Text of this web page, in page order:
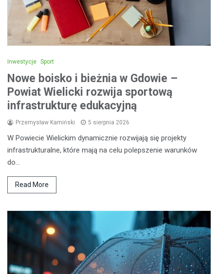
Inwestycje Sport
Nowe boisko i bieżnia w Gdowie –
Powiat Wielicki rozwija sportową
infrastrukturę edukacyjną
Przemysław Kamiński 5 sierpnia 2026
W Powiecie Wielickim dynamicznie rozwijają się projekty
infrastrukturalne, które mają na celu polepszenie warunków
do…
Read More